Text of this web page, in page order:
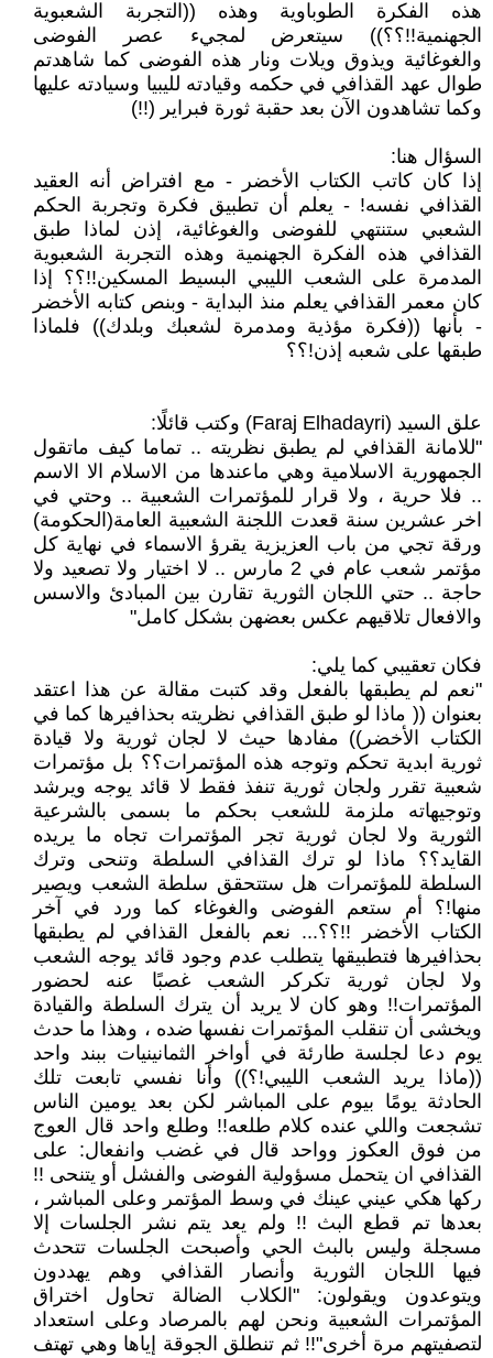
هذه الفكرة الطوباوية وهذه ((التجربة الشعبوية
الجهنمية!!؟؟)) سيتعرض لمجيء عصر الفوضى
والغوغائية ويذوق ويلات ونار هذه الفوضى كما شاهدتم
طوال عهد القذافي في حكمه وقيادته لليبيا وسيادته عليها
وكما تشاهدون الآن بعد حقبة ثورة فبراير (!!)
السؤال هنا:
إذا كان كاتب الكتاب الأخضر - مع افتراض أنه العقيد
القذافي نفسه! - يعلم أن تطبيق فكرة وتجربة الحكم
الشعبي ستنتهي للفوضى والغوغائية، إذن لماذا طبق
القذافي هذه الفكرة الجهنمية وهذه التجربة الشعبوية
المدمرة على الشعب الليبي البسيط المسكين!!؟؟ إذا
كان معمر القذافي يعلم منذ البداية - وبنص كتابه الأخضر
- بأنها ((فكرة مؤذية ومدمرة لشعبك وبلدك)) فلماذا
طبقها على شعبه إذن!؟؟
علق السيد (Faraj Elhadayri) وكتب قائلًا:
"للامانة القذافي لم يطبق نظريته .. تماما كيف ماتقول
الجمهورية الاسلامية وهي ماعندها من الاسلام الا الاسم
.. فلا حرية ، ولا قرار للمؤتمرات الشعبية .. وحتي في
اخر عشرين سنة قعدت اللجنة الشعبية العامة(الحكومة)
ورقة تجي من باب العزيزية يقرؤ الاسماء في نهاية كل
مؤتمر شعب عام في 2 مارس .. لا اختيار ولا تصعيد ولا
حاجة .. حتي اللجان الثورية تقارن بين المبادئ والاسس
والافعال تلاقيهم عكس بعضهن بشكل كامل"
فكان تعقيبي كما يلي:
"نعم لم يطبقها بالفعل وقد كتبت مقالة عن هذا اعتقد
بعنوان (( ماذا لو طبق القذافي نظريته بحذافيرها كما في
الكتاب الأخضر)) مفادها حيث لا لجان ثورية ولا قيادة
ثورية ابدية تحكم وتوجه هذه المؤتمرات؟؟ بل مؤتمرات
شعبية تقرر ولجان ثورية تنفذ فقط لا قائد يوجه ويرشد
وتوجيهاته ملزمة للشعب بحكم ما بسمى بالشرعية
الثورية ولا لجان ثورية تجر المؤتمرات تجاه ما يريده
القايد؟؟ ماذا لو ترك القذافي السلطة وتنحى وترك
السلطة للمؤتمرات هل ستتحقق سلطة الشعب ويصير
منها!؟ أم ستعم الفوضى والغوغاء كما ورد في آخر
الكتاب الأخضر !!؟؟... نعم بالفعل القذافي لم يطبقها
بحذافيرها فتطبيقها يتطلب عدم وجود قائد يوجه الشعب
ولا لجان ثورية تكركر الشعب غصبًا عنه لحضور
المؤتمرات!! وهو كان لا يريد أن يترك السلطة والقيادة
ويخشى أن تنقلب المؤتمرات نفسها ضده ، وهذا ما حدث
يوم دعا لجلسة طارئة في أواخر الثمانينيات ببند واحد
((ماذا يريد الشعب الليبي!؟)) وأنا نفسي تابعت تلك
الحادثة يومًا بيوم على المباشر لكن بعد يومين الناس
تشجعت واللي عنده كلام طلعه!! وطلع واحد قال العوج
من فوق العكوز وواحد قال في غضب وانفعال: على
القذافي ان يتحمل مسؤولية الفوضى والفشل أو يتنحى !!
ركها هكي عيني عينك في وسط المؤتمر وعلى المباشر ،
بعدها تم قطع البث !! ولم يعد يتم نشر الجلسات إلا
مسجلة وليس بالبث الحي وأصبحت الجلسات تتحدث
فيها اللجان الثورية وأنصار القذافي وهم يهددون
ويتوعدون ويقولون: "الكلاب الضالة تحاول اختراق
المؤتمرات الشعبية ونحن لهم بالمرصاد وعلى استعداد
لتصفيتهم مرة أخرى"!! ثم تنطلق الجوقة إياها وهي تهتف